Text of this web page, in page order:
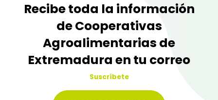
Recibe toda la información
de Cooperativas
Agroalimentarias de
Extremadura en tu correo
Suscríbete